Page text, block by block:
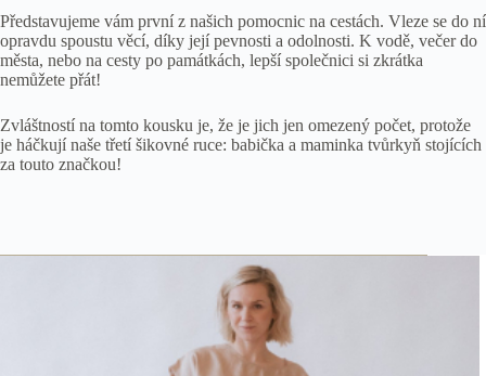
Představujeme vám první z našich pomocnic na cestách. Vleze se do ní
opravdu spoustu věcí, díky její pevnosti a odolnosti. K vodě, večer do
města, nebo na cesty po památkách, lepší společnici si zkrátka
nemůžete přát!
Zvláštností na tomto kousku je, že je jich jen omezený počet, protože
je háčkují naše třetí šikovné ruce: babička a maminka tvůrkyň stojících
za touto značkou!